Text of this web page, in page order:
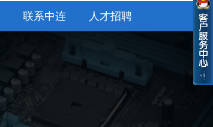
联系中连 人才招聘